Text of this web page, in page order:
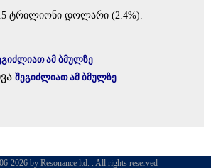
ტრილიონი დოლარი (2.4%).
ამ ბმულზე
შეგიძლიათ ამ ბმულზე
2026 by Resonance ltd. . All rights reserved